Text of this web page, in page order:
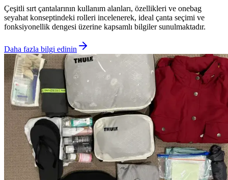
Çeşitli sırt çantalarının kullanım alanları, özellikleri ve onebag
seyahat konseptindeki rolleri incelenerek, ideal çanta seçimi ve
fonksiyonellik dengesi üzerine kapsamlı bilgiler sunulmaktadır.
Daha fazla bilgi edinin